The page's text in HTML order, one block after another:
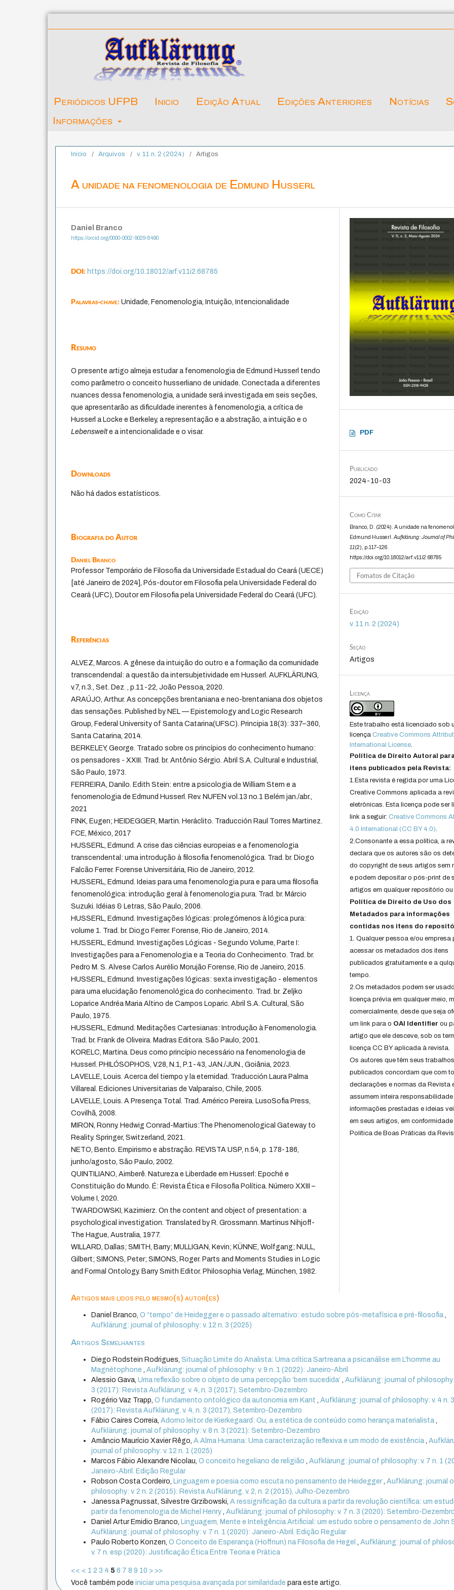
Periódicos UFPB Inicio Edição Atual Edições Anteriores Notícias
Informações
Início / Arquivos / v. 11 n. 2 (2024) / Artigos
A unidade na fenomenologia de Edmund Husserl
Daniel Branco
https://orcid.org/0000-0002-9029-8490
DOI:https://doi.org/10.18012/arf.v11i2.68785
Palavras-chave:Unidade, Fenomenologia, Intuição, Intencionalidade
Resumo
O presente artigo almeja estudar a fenomenologia de Edmund Husserl tendo
como parâmetro o conceito husserliano de unidade. Conectada a diferentes
nuances dessa fenomenologia, a unidade será investigada em seis seções,
que apresentarão as dificuldade inerentes à fenomenologia, a crítica de
Husserl a Locke e Berkeley, a representação e a abstração, a intuição e o
Lebenswelte a intencionalidade e o visar.
Downloads
Não há dados estatísticos.
Biografia do Autor
Daniel Branco
Professor Temporário de Filosofia da Universidade Estadual do Ceará (UECE)
[até Janeiro de 2024], Pós-doutor em Filosofia pela Universidade Federal do
Ceará (UFC), Doutor em Filosofia pela Universidade Federal do Ceará (UFC).
Referências
ALVEZ, Marcos. A gênese da intuição do outro e a formação da comunidade
transcendendal: a questão da intersubjetividade em Husserl. AUFKLÄRUNG,
v.7, n.3., Set.­ Dez. , p.11­-22, João Pessoa, 2020.
ARAÚJO, Arthur. As concepções brentaniana e neo-brentaniana dos objetos
das sensações. Published by NEL — Epistemology and Logic Research
Group, Federal University of Santa Catarina(UFSC). Principia 18(3): 337–360,
Santa Catarina, 2014.
BERKELEY, George. Tratado sobre os princípios do conhecimento humano:
os pensadores - XXIII. Trad. br. Antônio Sérgio. Abril S.A. Cultural e Industrial,
São Paulo, 1973.
FERREIRA, Danilo. Edith Stein: entre a psicologia de William Stern e a
fenomenologia de Edmund Husserl. Rev. NUFEN vol.13 no.1 Belém jan./abr.,
2021
FINK, Eugen; HEIDEGGER, Martin. Heráclito. Traducción Raul Torres Martinez.
FCE, México, 2017
HUSSERL, Edmund. A crise das ciências europeias e a fenomenologia
transcendental: uma introdução à filosofia fenomenológica. Trad. br. Diogo
Falcão Ferrer. Forense Universitária, Rio de Janeiro, 2012.
HUSSERL, Edmund. Ideias para uma fenomenologia pura e para uma filosofia
fenomenológica: introdução geral à fenomenologia pura. Trad. br. Márcio
Suzuki. Idéias & Letras, São Paulo, 2006.
HUSSERL, Edmund. Investigações lógicas: prolegómenos à lógica pura:
volume 1. Trad. br. Diogo Ferrer. Forense, Rio de Janeiro, 2014.
HUSSERL, Edmund. Investigações Lógicas - Segundo Volume, Parte I:
Investigações para a Fenomenologia e a Teoria do Conhecimento. Trad. br.
Pedro M. S. Alvese Carlos Aurélio Morujão Forense, Rio de Janeiro, 2015.
HUSSERL, Edmund. Investigações lógicas: sexta investigação - elementos
para uma elucidação fenomenológica do conhecimento. Trad. br. Zeljko
Loparice Andréa Maria Altino de Campos Loparic. Abril S.A. Cultural, São
Paulo, 1975.
HUSSERL, Edmund. Meditações Cartesianas: Introdução à Fenomenologia.
Trad. br. Frank de Oliveira. Madras Editora. São Paulo, 2001.
KORELC, Martina. Deus como princípio necessário na fenomenologia de
Husserl. PHILÓSOPHOS, V.28, N.1, P.1-43, JAN./JUN., Goiânia, 2023.
LAVELLE, Louis. Acerca del tiempo y la eternidad. Traducción Laura Palma
Villareal. Ediciones Universitarias de Valparaíso, Chile, 2005.
LAVELLE, Louis. A Presença Total. Trad. Américo Pereira. LusoSofia Press,
Covilhã, 2008.
MIRON, Ronny. Hedwig Conrad-Martius:The Phenomenological Gateway to
Reality. Springer, Switzerland, 2021.
NETO, Bento. Empirismo e abstração. REVISTA USP, n.54, p. 178-186,
junho/agosto, São Paulo, 2002.
QUINTILIANO, Aimberê. Natureza e Liberdade em Husserl: Epoché e
Constituição do Mundo. É: Revista Ética e Filosofia Política. Número XXIII –
Volume I, 2020.
TWARDOWSKI, Kazimierz. On the content and object of presentation: a
psychological investigation. Translated by R. Grossmann. Martinus Nihjoff-
The Hague, Australia, 1977.
WILLARD, Dallas; SMITH, Barry; MULLIGAN, Kevin; KÜNNE, Wolfgang; NULL,
Gilbert; SIMONS, Peter; SIMONS, Roger. Parts and Moments Studies in Logic
and Formal Ontology. Barry Smith Editor. Philosophia Verlag, München, 1982.
PDF
Publicado
2024-10-03
Como Citar
Branco, D. (2024). A unidade na
Edmund Husserl.Aufklärung: Journal of
11(2), p.117–126.
https://doi.org/10.18012/arf.v11i2.68785
Fomatos de Citação
Edição
v. 11 n. 2 (2024)
Seção
Artigos
Licença
Este trabalho está licenciado sob
licençaCreative Commons
International License.
Política de Direito Autoral
itens publicados pela Revista:
1.Esta revista é regida por uma
Creative Commons aplicada a
eletrônicas. Esta licença pode ser
link a seguir:Creative Commons
4.0 International (CC BY 4.0).
2.Consonante a essa politica, a
declara que os autores são os
do copyright de seus artigos sem
e podem depositar o pós-print de
artigos em qualquer repositório ou
Política de Direito de Uso dos
Metadados para informações
contidas nos itens do
1. Qualquer pessoa e/ou empresa
acessar os metadados dos itens
publicados gratuitamente e a
tempo.
2.Os metadados podem ser
licença prévia em qualquer meio,
comercialmente, desde que seja
um link para o OAI Identifier ou
artigo que ele desceve, sob os
licença CC BY aplicada à revista.
Os autores que têm seus trabalhos
publicados concordam que com
declarações e normas da Revista
assumem inteira responsabilidade
informações prestadas e ideias
em seus artigos, em
Política de Boas Práticas da
Artigos mais lidos pelo mesmo(s) autor(es)
Daniel Branco,O “tempo” de Heidegger e o passado alternativo: estudo sobre pós-metafísica e pré-filosofia,
Aufklärung: journal of philosophy: v. 12 n. 3 (2025)
Artigos Semelhantes
Diego Rodstein Rodrigues,Situação Limite do Analista: Uma crítica Sartreana a psicanálise em L'homme au
Magnétophone,Aufklärung: journal of philosophy: v. 9 n. 1 (2022): Janeiro-Abril
Alessio Gava,Uma reflexão sobre o objeto de uma percepção ‘bem sucedida’,Aufklärung: journal of philosophy:
3 (2017): Revista Aufklärung. v. 4, n. 3 (2017), Setembro-Dezembro
Rogério Vaz Trapp,O fundamento ontológico da autonomia em Kant,Aufklärung: journal of philosophy: v. 4 n. 3
(2017): Revista Aufklärung. v. 4, n. 3 (2017), Setembro-Dezembro
Fábio Caires Correia,Adorno leitor de Kierkegaard: Ou, a estética de conteúdo como herança materialista,
Aufklärung: journal of philosophy: v. 8 n. 3 (2021): Setembro-Dezembro
Amâncio Maurício Xavier Rêgo,A Alma Humana: Uma caracterização reflexiva e um modo de existência,
journal of philosophy: v. 12 n. 1 (2025)
Marcos Fábio Alexandre Nicolau,O conceito hegeliano de religião,Aufklärung: journal of philosophy: v. 7 n. 1
Janeiro-Abril. Edição Regular
Robson Costa Cordeiro, Linguagem e poesia como escuta no pensamento de Heidegger,Aufklärung: journal
philosophy: v. 2 n. 2 (2015): Revista Aufklärung. v. 2, n. 2 (2015), Julho-Dezembro
Janessa Pagnussat, Silvestre Grzibowski,A ressignificação da cultura a partir da revolução científica: um
partir da fenomenologia de Michel Henry,Aufklärung: journal of philosophy: v. 7 n. 3 (2020): Setembro-
Daniel Artur Emidio Branco, Linguagem, Mente e Inteligência Artificial: um estudo sobre o pensamento de John
Aufklärung: journal of philosophy: v. 7 n. 1 (2020): Janeiro-Abril. Edição Regular
Paulo Roberto Konzen,O Conceito de Esperança (Hoffnun) na Filosofia de Hegel,Aufklärung: journal of
v. 7 n. esp (2020): Justificação Ética Entre Teoria e Prática
<< < 1 2 3 4 5 6 7 8 9 10 > >>
Você também podeiniciar uma pesquisa avançada por similaridade para este artigo.